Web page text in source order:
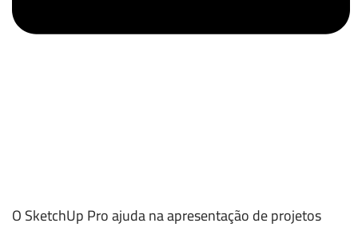
O SketchUp Pro ajuda na apresentação de projetos